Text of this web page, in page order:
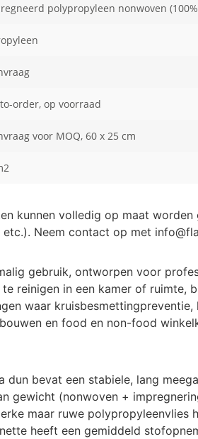
polypropyleen nonwoven
order, op voorraad
voor MOQ, 60 x 25 cm
kunnen volledig op maat
Neem contact op met
gebruik, ontworpen voor
reinigen in een kamer of ruimte,
waar
en food en non-food
bevat een stabiele, lang
gewicht (nonwoven +
maar ruwe
heeft een gemiddeld